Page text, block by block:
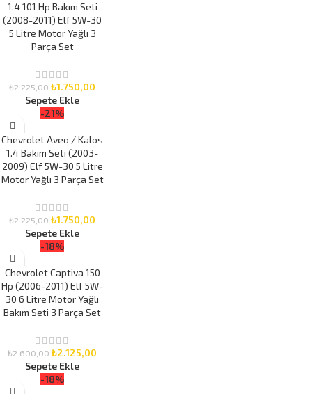
1.4 101 Hp Bakım Seti
(2008-2011) Elf 5W-30
5 Litre Motor Yağlı 3
Parça Set
₺2.225,00₺1.750,00
Sepete Ekle
-21%
Chevrolet Aveo / Kalos
1.4 Bakım Seti (2003-
2009) Elf 5W-30 5 Litre
Motor Yağlı 3 Parça Set
₺2.225,00₺1.750,00
Sepete Ekle
-18%
Chevrolet Captiva 150
Hp (2006-2011) Elf 5W-
30 6 Litre Motor Yağlı
Bakım Seti 3 Parça Set
₺2.600,00₺2.125,00
Sepete Ekle
-18%